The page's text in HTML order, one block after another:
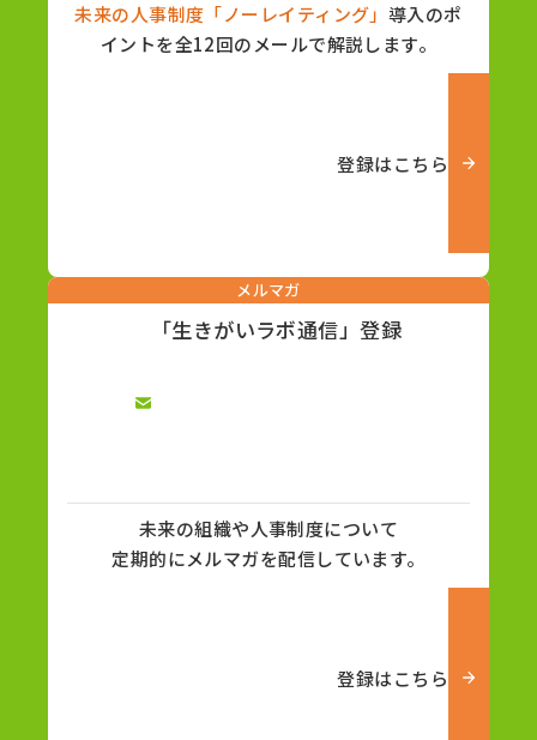
未来の人事制度「ノーレイティング」 導入のポ
イントを全12回のメールで解説します。
登録はこちら
メルマガ
「生きがいラボ通信」登録
未来の組織や人事制度について
定期的にメルマガを配信しています。
登録はこちら